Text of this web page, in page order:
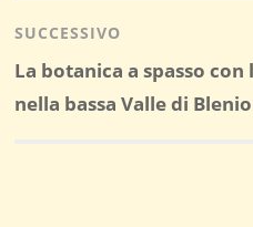
SUCCESSIVO
Post
successivo:
La botanica a spasso
nella bassa Valle di Blenio